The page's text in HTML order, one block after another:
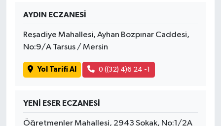
AYDIN ECZANESİ
Reşadiye Mahallesi, Ayhan Bozpınar Caddesi,
No:9/A Tarsus / Mersin
Yol Tarifi Al 0 ((32) 4)6 24 -1
YENİ ESER ECZANESİ
Öğretmenler Mahallesi, 2943 Sokak, No:1/2A